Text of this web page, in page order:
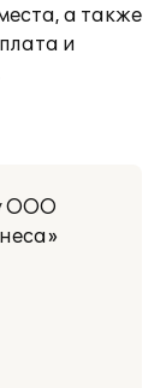
а также
и
ООО